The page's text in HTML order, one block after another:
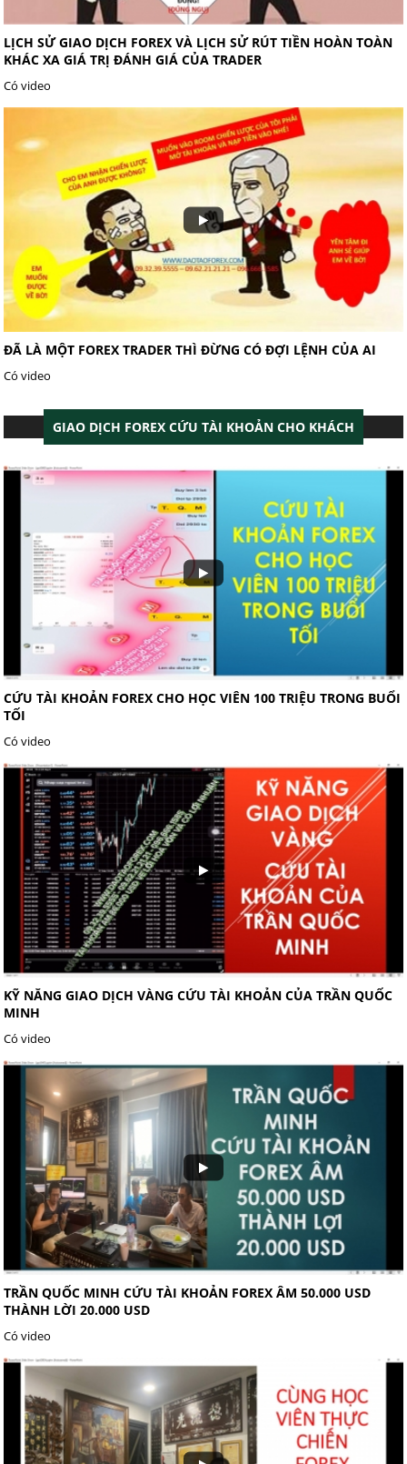
LỊCH SỬ GIAO DỊCH FOREX VÀ LỊCH SỬ RÚT TIỀN HOÀN TOÀN
KHÁC XA GIÁ TRỊ ĐÁNH GIÁ CỦA TRADER
Có video
ĐÃ LÀ MỘT FOREX TRADER THÌ ĐỪNG CÓ ĐỢI LỆNH CỦA AI
Có video
GIAO DỊCH FOREX CỨU TÀI KHOẢN CHO KHÁCH
CỨU TÀI KHOẢN FOREX CHO HỌC VIÊN 100 TRIỆU TRONG BUỔI
TỐI
Có video
KỸ NĂNG GIAO DỊCH VÀNG CỨU TÀI KHOẢN CỦA TRẦN QUỐC
MINH
Có video
TRẦN QUỐC MINH CỨU TÀI KHOẢN FOREX ÂM 50.000 USD
THÀNH LỜI 20.000 USD
Có video